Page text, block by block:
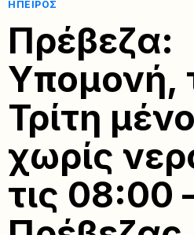
ΉΠΕΙΡΟΣ
Πρέβεζα:
Υπομονή,
Τρίτη
χωρίς
τις 08:00